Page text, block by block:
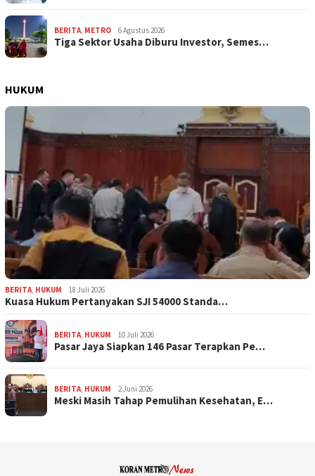
BERITA, METRO 6 Agustus 2026
Tiga Sektor Usaha Diburu Investor, Semes…
HUKUM
BERITA, HUKUM 18 Juli 2026
Kuasa Hukum Pertanyakan SJI 54000 Standa…
BERITA, HUKUM 10 Juli 2026
Pasar Jaya Siapkan 146 Pasar Terapkan Pe…
BERITA, HUKUM 2 Juni 2026
Meski Masih Tahap Pemulihan Kesehatan, E…